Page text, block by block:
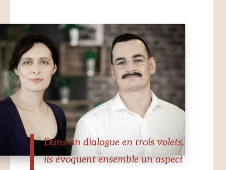
Dans un dialogue en trois volets,
ils évoquent ensemble un aspect